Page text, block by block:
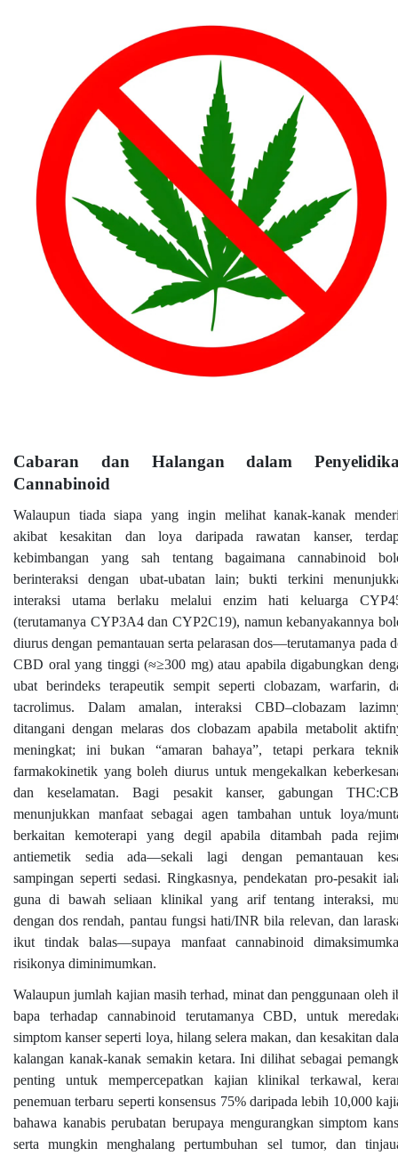
Cabaran dan Halangan dalam
Cannabinoid
Walaupun tiada siapa yang ingin melihat kanak-kanak
akibat kesakitan dan loya daripada rawatan kanser,
kebimbangan yang sah tentang bagaimana cannabinoid
berinteraksi dengan ubat-ubatan lain; bukti terkini
interaksi utama berlaku melalui enzim hati keluarga
(terutamanya CYP3A4 dan CYP2C19), namun kebanyakannya
diurus dengan pemantauan serta pelarasan dos—terutamanya pada
CBD oral yang tinggi (≈≥300 mg) atau apabila digabungkan
ubat berindeks terapeutik sempit seperti clobazam, warfarin,
tacrolimus. Dalam amalan, interaksi CBD–clobazam
ditangani dengan melaras dos clobazam apabila metabolit
meningkat; ini bukan “amaran bahaya”, tetapi perkara
farmakokinetik yang boleh diurus untuk mengekalkan
dan keselamatan. Bagi pesakit kanser, gabungan
menunjukkan manfaat sebagai agen tambahan untuk loya/
berkaitan kemoterapi yang degil apabila ditambah pada
antiemetik sedia ada—sekali lagi dengan pemantauan
sampingan seperti sedasi. Ringkasnya, pendekatan pro-pesakit
guna di bawah seliaan klinikal yang arif tentang interaksi,
dengan dos rendah, pantau fungsi hati/INR bila relevan, dan
ikut tindak balas—supaya manfaat cannabinoid
risikonya diminimumkan.
Walaupun jumlah kajian masih terhad, minat dan penggunaan oleh
bapa terhadap cannabinoid terutamanya CBD, untuk
simptom kanser seperti loya, hilang selera makan, dan kesakitan
kalangan kanak-kanak semakin ketara. Ini dilihat sebagai
penting untuk mempercepatkan kajian klinikal terkawal,
penemuan terbaru seperti konsensus 75% daripada lebih 10,000
bahawa kanabis perubatan berupaya mengurangkan simptom
serta mungkin menghalang pertumbuhan sel tumor, dan